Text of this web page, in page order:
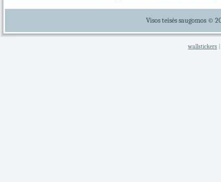
Visos teisės saugomos ©
wallstickers